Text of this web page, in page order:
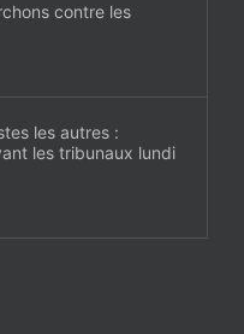
contre les
les autres :
les tribunaux lundi